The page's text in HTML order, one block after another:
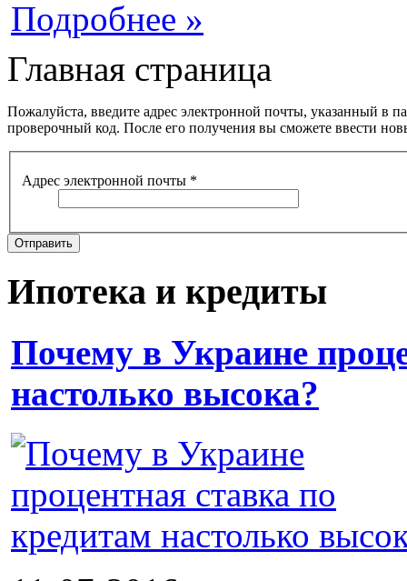
Подробнее »
Главная страница
Пожалуйста, введите адрес электронной почты, указанный в
проверочный код. После его получения вы сможете ввести
Адрес электронной почты *
Отправить
Ипотека и кредиты
Почему в Украине
настолько высока?